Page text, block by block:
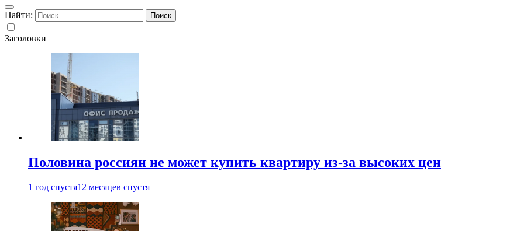
Найти:
Заголовки
Половина россиян не может купить квартиру из-за высоких цен
1 год спустя12 месяцев спустя